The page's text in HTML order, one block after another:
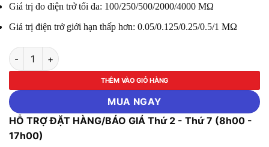
Giá trị đo điện trở tối đa: 100/250/500/2000/4000 MΩ
Giá trị điện trở giới hạn thấp hơn: 0.05/0.125/0.25/0.5/1 MΩ
Thiết Bị Đo Điện Trở Cách Điện Hioki IR4056-21 số lượng
THÊM VÀO GIỎ HÀNG
MUA NGAY
HỖ TRỢ ĐẶT HÀNG/BÁO GIÁ Thứ 2 - Thứ 7 (8h00 -
17h00)